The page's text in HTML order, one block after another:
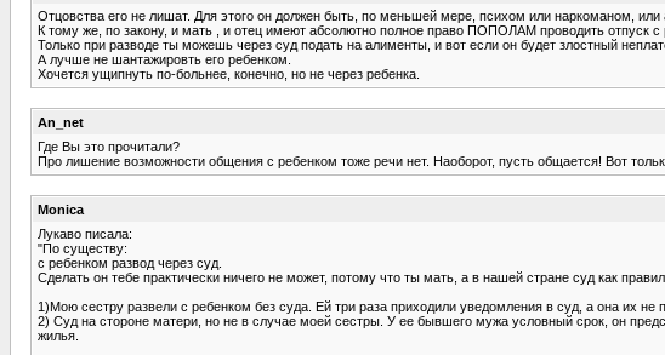
Отцовства его не лишат. Для этого он должен быть, по меньшей мере, психом или наркоманом, или
К тому же, по закону, и мать , и отец имеют абсолютно полное право ПОПОЛАМ проводить отпуск
Только при разводе ты можешь через суд подать на алименты, и вот если он будет злостный
А лучше не шантажировть его ребенком.
Хочется ущипнуть по-больнее, конечно, но не через ребенка.
An_net
Где Вы это прочитали?
Про лишение возможности общения с ребенком тоже речи нет. Наоборот, пусть общается! Вот
Monica
Лукаво писала:
"По существу:
с ребенком развод через суд.
Сделать он тебе практически ничего не может, потому что ты мать, а в нашей стране суд как
1)Мою сестру развели с ребенком без суда. Ей три раза приходили уведомления в суд, а она их
2) Суд на стороне матери, но не в случае моей сестры. У ее бывшего мужа условный срок, он
жилья.